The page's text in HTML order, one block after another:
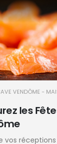
VENDÔME -
les
vos